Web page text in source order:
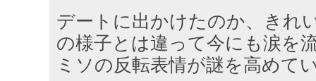
デートに出かけたのか、きれ
の様子とは違って今にも涙を
ミソの反転表情が謎を高めて